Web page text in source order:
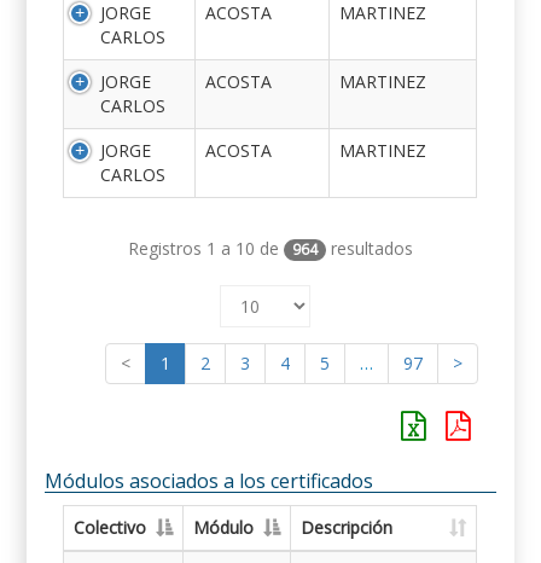
JORGE
CARLOS
ACOSTA MARTINEZ
JORGE
CARLOS
ACOSTA MARTINEZ
JORGE
CARLOS
ACOSTA MARTINEZ
Registros 1 a 10 de 964 resultados
< 1 2 3 4 5 … 97 >
Módulos asociados a los certificados
Colectivo Módulo
Descripción